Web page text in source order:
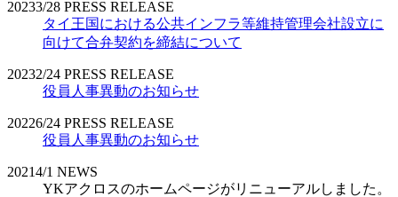
20233/28 PRESS RELEASE
タイ王国における公共インフラ等維持管理会社設立に
向けて合弁契約を締結について
20232/24 PRESS RELEASE
役員人事異動のお知らせ
20226/24 PRESS RELEASE
役員人事異動のお知らせ
20214/1 NEWS
YKアクロスのホームページがリニューアルしました。